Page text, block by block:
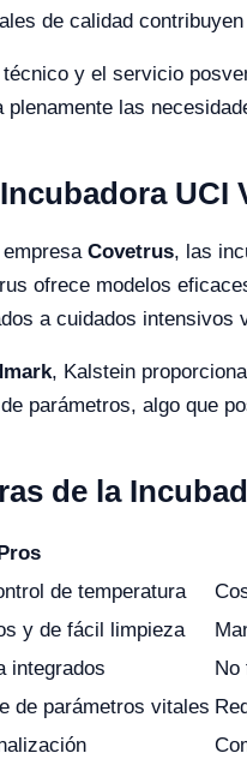
de calidad
y el servicio
plenamente las
Covetrus, las
ofrece modelos
a cuidados intensivos
, Kalstein
parámetros, algo que
de la
de temperatura
y de fácil limpieza
integrados
No
de parámetros vitales